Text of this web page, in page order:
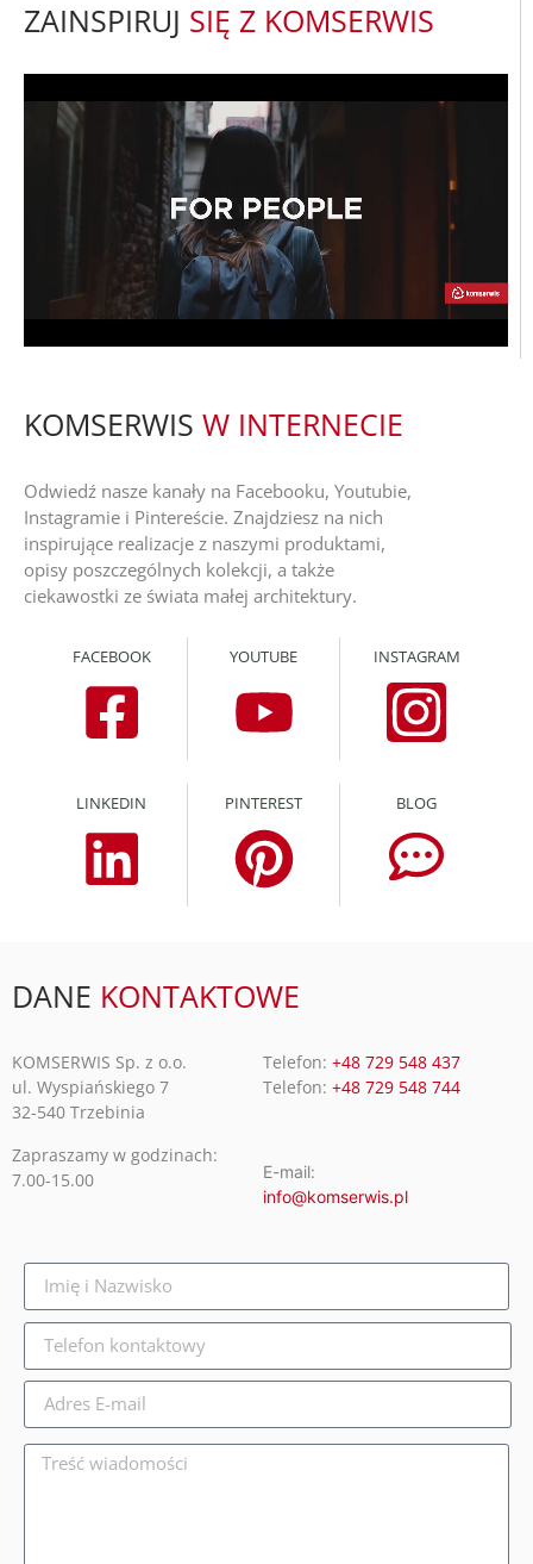
ZAINSPIRUJ SIĘ Z KOMSERWIS
KOMSERWIS W INTERNECIE
Odwiedź nasze kanały na Facebooku, Youtubie,
Instagramie i Pintereście. Znajdziesz na nich
inspirujące realizacje z naszymi produktami,
opisy poszczególnych kolekcji, a także
ciekawostki ze świata małej architektury.
FACEBOOK YOUTUBE INSTAGRAM
LINKEDIN PINTEREST BLOG
DANE KONTAKTOWE
KOMSERWIS Sp. z o.o.
ul. Wyspiańskiego 7
32-540 Trzebinia
Zapraszamy w godzinach:
7.00-15.00
Telefon: +48 729 548 437
Telefon: +48 729 548 744
E-mail:
info@komserwis.pl